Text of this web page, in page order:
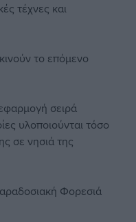
τέχνες και
το επόμενο
σειρά
υλοποιούνται τόσο
σε νησιά της
Φορεσιά